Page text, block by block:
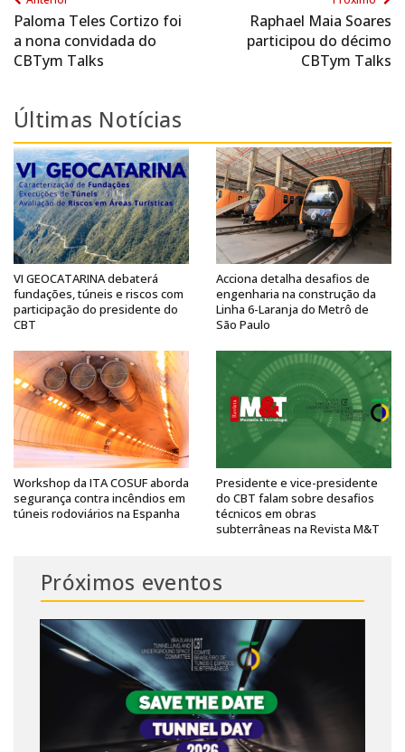
Paloma Teles Cortizo foi
a nona convidada do
CBTym Talks
Raphael Maia Soares
participou do décimo
CBTym Talks
Últimas Notícias
VI GEOCATARINA debaterá
fundações, túneis e riscos com
participação do presidente do
CBT
Acciona detalha desafios de
engenharia na construção da
Linha 6-Laranja do Metrô de
São Paulo
Workshop da ITA COSUF aborda
segurança contra incêndios em
túneis rodoviários na Espanha
Presidente e vice-presidente
do CBT falam sobre desafios
técnicos em obras
subterrâneas na Revista M&T
Próximos eventos